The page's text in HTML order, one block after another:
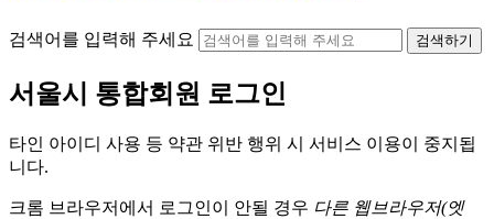
검색어를 입력해 주세요 검색하기
서울시 통합회원 로그인
타인 아이디 사용 등 약관 위반 행위 시 서비스 이용이 중지됩
니다.
크롬 브라우저에서 로그인이 안될 경우 다른 웹브라우저(엣